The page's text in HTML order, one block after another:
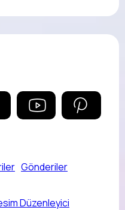
Gönderiler
Düzenleyici